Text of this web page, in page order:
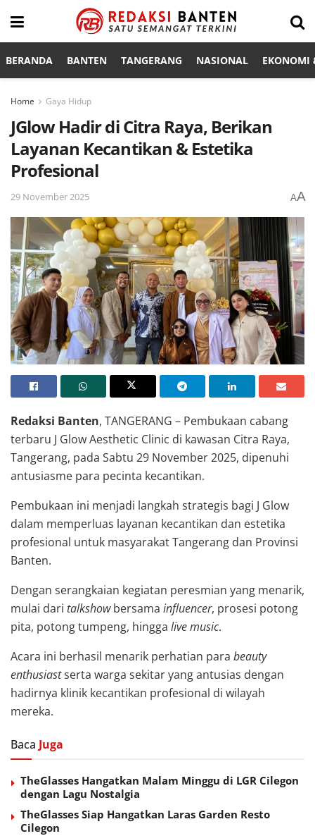
BERANDA BANTEN TANGERANG NASIONAL EKONOMI
Home Gaya Hidup
JGlow Hadir di Citra Raya, Berikan
Layanan Kecantikan & Estetika
Profesional
29 November 2025 AA
Redaksi Banten, TANGERANG – Pembukaan cabang
terbaru J Glow Aesthetic Clinic di kawasan Citra Raya,
Tangerang, pada Sabtu 29 November 2025, dipenuhi
antusiasme para pecinta kecantikan.
Pembukaan ini menjadi langkah strategis bagi J Glow
dalam memperluas layanan kecantikan dan estetika
profesional untuk masyarakat Tangerang dan Provinsi
Banten.
Dengan serangkaian kegiatan peresmian yang menarik,
mulai dari talkshowbersama influencer, prosesi potong
pita, potong tumpeng, hingga live music.
Acara ini berhasil menarik perhatian para beauty
enthusiastserta warga sekitar yang antusias dengan
hadirnya klinik kecantikan profesional di wilayah
mereka.
Baca Juga
TheGlasses Hangatkan Malam Minggu di LGR Cilegon
dengan Lagu Nostalgia
TheGlasses Siap Hangatkan Laras Garden Resto
Cilegon